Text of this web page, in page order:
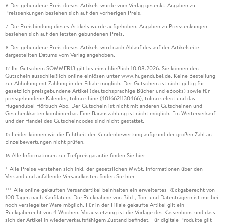
6 Der gebundene Preis dieses Artikels wurde vom Verlag gesenkt. Angaben zu
Preissenkungen beziehen sich auf den vorherigen Preis.
7 Die Preisbindung dieses Artikels wurde aufgehoben. Angaben zu Preissenkungen
beziehen sich auf den letzten gebundenen Preis.
8 Der gebundene Preis dieses Artikels wird nach Ablauf des auf der Artikelseite
dargestellten Datums vom Verlag angehoben.
12 Ihr Gutschein SOMMER13 gilt bis einschließlich 10.08.2026. Sie können den
Gutschein ausschließlich online einlösen unter www.hugendubel.de. Keine Bestellung
zur Abholung mit Zahlung in der Filiale möglich. Der Gutschein ist nicht gültig für
gesetzlich preisgebundene Artikel (deutschsprachige Bücher und eBooks) sowie für
preisgebundene Kalender, tolino shine (4016621130466), tolino select und das
Hugendubel Hörbuch Abo. Der Gutschein ist nicht mit anderen Gutscheinen und
Geschenkkarten kombinierbar. Eine Barauszahlung ist nicht möglich. Ein Weiterverkauf
und der Handel des Gutscheincodes sind nicht gestattet.
15 Leider können wir die Echtheit der Kundenbewertung aufgrund der großen Zahl an
Einzelbewertungen nicht prüfen.
16 Alle Informationen zur Tiefpreisgarantie finden Sie hier
* Alle Preise verstehen sich inkl. der gesetzlichen MwSt. Informationen über den
Versand und anfallende Versandkosten finden Sie hier
*** Alle online gekauften Versandartikel beinhalten ein erweitertes Rückgaberecht von
100 Tagen nach Kaufdatum. Die Rücknahme von Bild-, Ton- und Datenträgern ist nur bei
noch versiegelter Ware möglich. Für in der Filiale gekaufte Artikel gilt ein
Rückgaberecht von 4 Wochen. Voraussetzung ist die Vorlage des Kassenbons und dass
sich der Artikel in wiederverkaufsfähigem Zustand befindet. Für digitale Produkte gilt